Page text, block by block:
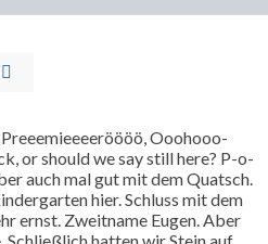
Ooohooo-
or should we say still here? P-o-
auch mal gut mit dem Quatsch.
hier. Schluss mit dem
ernst. Zweitname Eugen. Aber
Schließlich hatten wir Stein auf